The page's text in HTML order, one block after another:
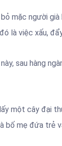
mặc người
là việc xấu,
sau hàng
một cây đại
bố mẹ đứa trẻ